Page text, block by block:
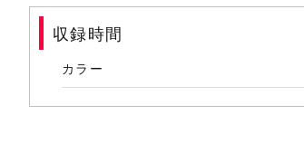
(14) TRUE LOVE～そっとくちづけて
(15) Romance
(16) ベルベット・フラワー 2025
収録時間
カラー